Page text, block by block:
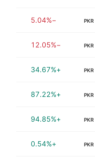
PKR
−5.04%
PKR
−12.05%
PKR
+34.67%
PKR
+87.22%
PKR
+94.85%
PKR
+0.54%